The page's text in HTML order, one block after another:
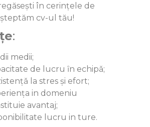
în cerințele de
cv-ul tău!
:
medii;
de lucru ȋn echipǎ;
la stres și efort;
in domeniu
avantaj;
lucru in ture.